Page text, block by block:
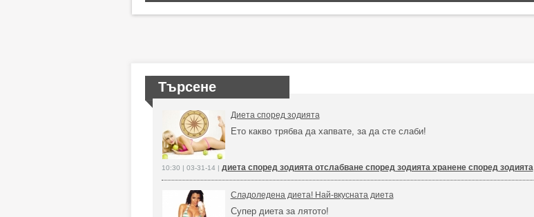
Търсене
Диета според зодията
Ето какво трябва да хапвате, за да сте слаби!
10:30 | 03-31-14 | диета според зодията отслабване според зодията хранене според зодията
Сладоледена диета! Най-вкусната диета
Супер диета за лятото!